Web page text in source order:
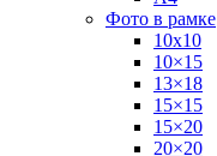
Фото в рамке
10х10
10×15
13×18
15×15
15×20
20×20